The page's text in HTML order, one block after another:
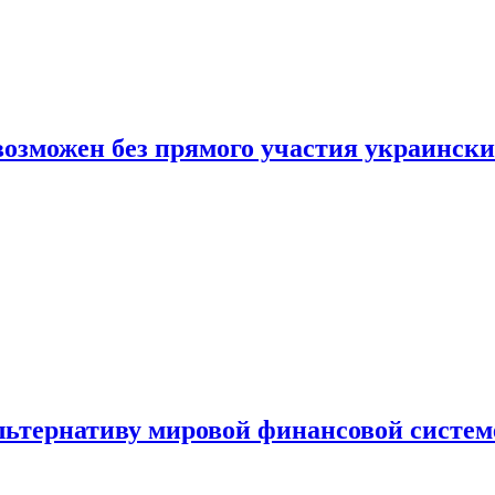
без прямого участия
мировой финансовой